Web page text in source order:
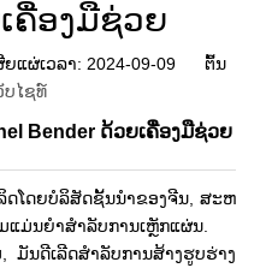
ຄື່ອງມືຊ່ວຍ
ແຜ່ເວລາ: 2024-09-09 ຕົ້ນ
ບໄຊທ໌
Bender ດ້ວຍເຄື່ອງມືຊ່ວຍ
ດໂດຍບໍລິສັດຊັ້ນນໍາຂອງຈີນ, ສະຫ
ແມ່ນຍໍາສໍາລັບການເຫຼັກແຜ່ນ.
ນດີເລີດສໍາລັບການສ້າງຮູບຮ່າງ